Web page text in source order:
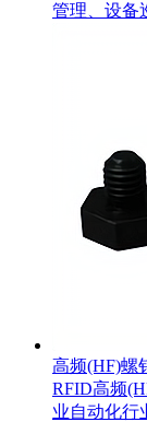
管理、设备
高频(HF)螺
RFID高频
业自动化行